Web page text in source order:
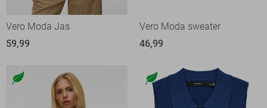
Vero Moda Jas
59,99
Vero Moda sweater
46,99